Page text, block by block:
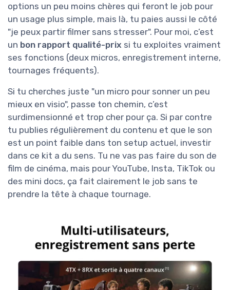
options un peu moins chères qui feront le job pour
un usage plus simple, mais là, tu paies aussi le côté
"je peux partir filmer sans stresser". Pour moi, c’est
un bon rapport qualité-prix si tu exploites vraiment
ses fonctions (deux micros, enregistrement interne,
tournages fréquents).
Si tu cherches juste "un micro pour sonner un peu
mieux en visio", passe ton chemin, c’est
surdimensionné et trop cher pour ça. Si par contre
tu publies régulièrement du contenu et que le son
est un point faible dans ton setup actuel, investir
dans ce kit a du sens. Tu ne vas pas faire du son de
film de cinéma, mais pour YouTube, Insta, TikTok ou
des mini docs, ça fait clairement le job sans te
prendre la tête à chaque tournage.